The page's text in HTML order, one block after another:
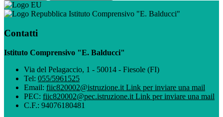
Istituto Comprensivo "E. Balducci"
Contatti
Istituto Comprensivo "E. Balducci"
Via del Pelagaccio, 1 - 50014 - Fiesole (FI)
Tel: 055/5961525
Email: fiic820002@istruzione.it Link per inviare una mail
PEC: fiic820002@pec.istruzione.it Link per inviare una mail
C.F.: 94076180481